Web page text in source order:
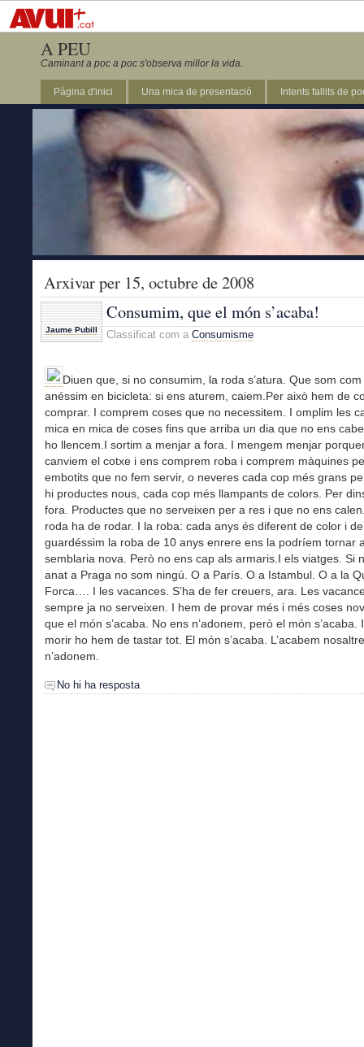
A PEU
Caminant a poc a poc s'observa millor la vida.
Pàgina d'inici Una mica de presentació Intents fallits de
Arxivar per 15, octubre de 2008
Jaume Pubill
Consumim, que el món s’acaba!
Classificat com a Consumisme
Diuen que, si no consumim, la roda s’atura. Que som com
anéssim en bicicleta: si ens aturem, caiem.Per això hem de
comprar. I comprem coses que no necessitem. I omplim les
mica en mica de coses fins que arriba un dia que no ens
ho llencem.I sortim a menjar a fora. I mengem menjar
canviem el cotxe i ens comprem roba i comprem màquines
embotits que no fem servir, o neveres cada cop més grans
hi productes nous, cada cop més llampants de colors. Per
fora. Productes que no serveixen per a res i que no ens
roda ha de rodar. I la roba: cada anys és diferent de color i
guardéssim la roba de 10 anys enrere ens la podríem tornar
semblaria nova. Però no ens cap als armaris.I els viatges. Si
anat a Praga no som ningú. O a París. O a Istambul. O a la
Forca…. I les vacances. S’ha de fer creuers, ara. Les
sempre ja no serveixen. I hem de provar més i més coses
que el món s’acaba. No ens n’adonem, però el món s’acaba.
morir ho hem de tastar tot. El món s’acaba. L’acabem
n’adonem.
No hi ha resposta